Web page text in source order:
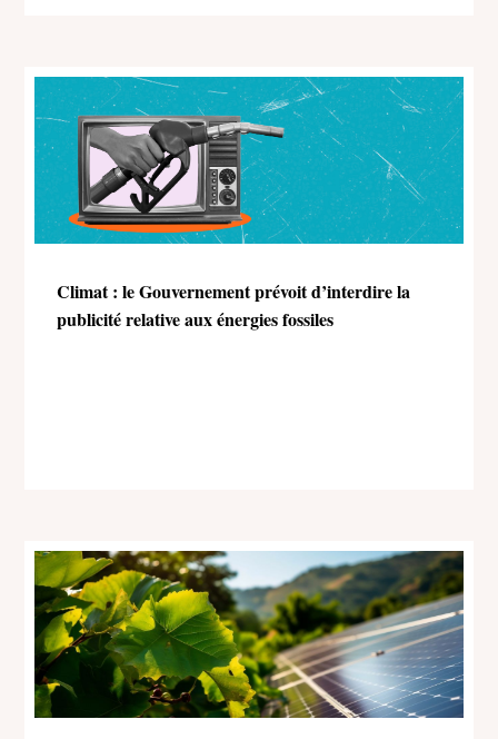
Climat : le Gouvernement prévoit d’interdire la
publicité relative aux énergies fossiles